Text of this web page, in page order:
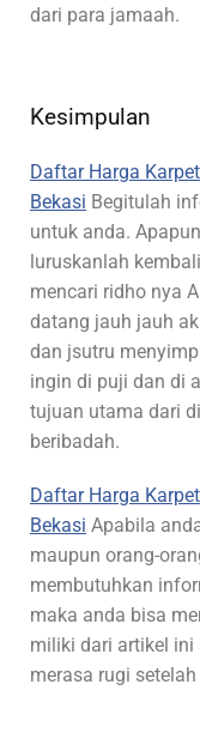
dari para jamaah.
Kesimpulan
Daftar Harga
Bekasi Begitulah
untuk anda.
luruskanlah
mencari ridho nya
datang jauh jauh
dan jsutru
ingin di puji dan di
tujuan utama dari
beribadah.
Daftar Harga
Bekasi Apabila
maupun orang-
membutuhkan
maka anda bisa
miliki dari artikel ini
merasa rugi